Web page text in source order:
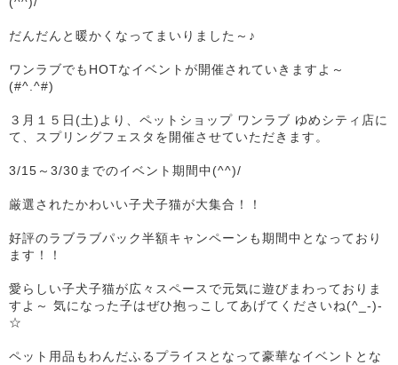
だんだんと暖かくなってまいりました～♪
ワンラブでもHOTなイベントが開催されていきますよ～
(#^.^#)
３月１５日(土)より、ペットショップ ワンラブ ゆめシティ店に
て、スプリングフェスタを開催させていただきます。
3/15～3/30までのイベント期間中(^^)/
厳選されたかわいい子犬子猫が大集合！！
好評のラブラブパック半額キャンペーンも期間中となっており
ます！！
愛らしい子犬子猫が広々スペースで元気に遊びまわっておりま
すよ～ 気になった子はぜひ抱っこしてあげてくださいね(^_-)-
☆
ペット用品もわんだふるプライスとなって豪華なイベントとな